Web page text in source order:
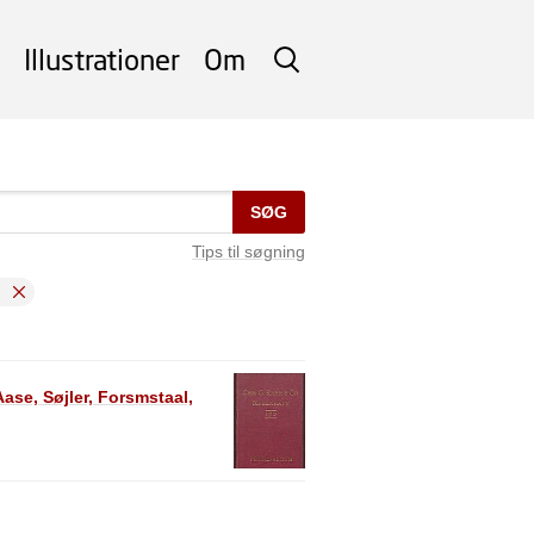
SØG
Illustrationer Om
SØG
Tips til søgning
Søjler, Forsmstaal,